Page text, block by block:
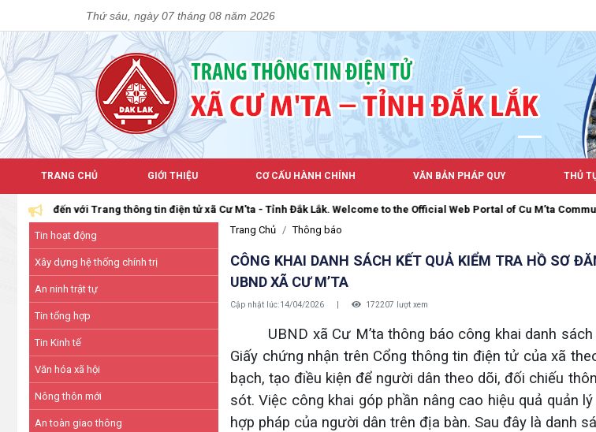
Thứ sáu, ngày 07 tháng 08 năm 2026
TRANG CHỦ GIỚI THIỆU CƠ CẤU HÀNH CHÍNH VĂN BẢN PHÁP QUY THỦ
tin điện tử xã Cư M'ta - Tỉnh Đắk Lắk. Welcome to the Official Web Portal of Cu M’ta Commune, Dak Lak Province
Tin hoạt động
Xây dựng hệ thống chính trị
An ninh trật tự
Tin tổng hợp
Tin Kinh tế
Văn hóa xã hội
Nông thôn mới
An toàn giao thông
Trang Chủ Thông báo
CÔNG KHAI DANH SÁCH KẾT QUẢ KIỂM TRA HỒ SƠ
UBND XÃ CƯ M’TA
Cập nhật lúc:14/04/2026 | 172207 lượt xem
UBND xã Cư M’ta thông báo công khai danh
Giấy chứng nhận trên Cổng thông tin điện tử của xã
bạch, tạo điều kiện để người dân theo dõi, đối chiếu
sót. Việc công khai góp phần nâng cao hiệu quả quản
hợp pháp của người dân trên địa bàn. Sau đây là danh